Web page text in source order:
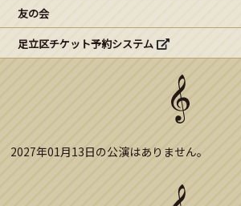
Gがくえん
ブランドからのお知らせ
友の会
足立区チケット予約システム
2027年01月13日の公演はありません。